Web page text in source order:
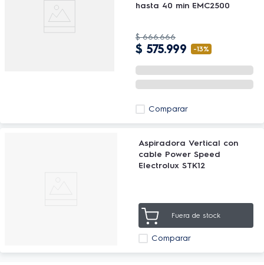
hasta 40 min EMC2500
$ 666.666
$ 575.999 -13%
Comparar
Aspiradora Vertical con
cable Power Speed
Electrolux STK12
Fuera de stock
Comparar